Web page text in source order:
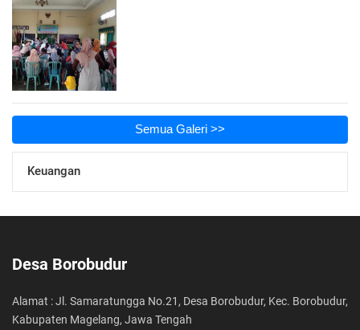
Semua Galeri >>
Keuangan
Desa Borobudur
Alamat : Jl. Samaratungga No.21, Desa Borobudur, Kec. Borobudur,
Kabupaten Magelang, Jawa Tengah